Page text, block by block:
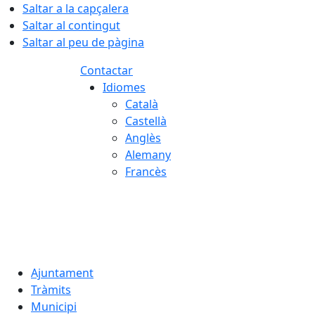
Saltar a la capçalera
Saltar al contingut
Saltar al peu de pàgina
Contactar
Idiomes
Català
Castellà
Anglès
Alemany
Francès
Ajuntament
Tràmits
Municipi